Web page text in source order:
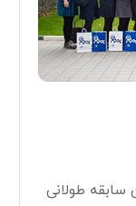
سابقه طولانی